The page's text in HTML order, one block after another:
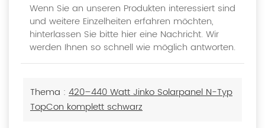
Wenn Sie an unseren Produkten interessiert sind
und weitere Einzelheiten erfahren möchten,
hinterlassen Sie bitte hier eine Nachricht. Wir
werden Ihnen so schnell wie möglich antworten.
Thema : 420–440 Watt Jinko Solarpanel N-Typ
TopCon komplett schwarz